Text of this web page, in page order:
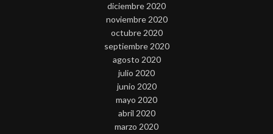
diciembre 2020
noviembre 2020
octubre 2020
septiembre 2020
agosto 2020
julio 2020
junio 2020
mayo 2020
abril 2020
marzo 2020